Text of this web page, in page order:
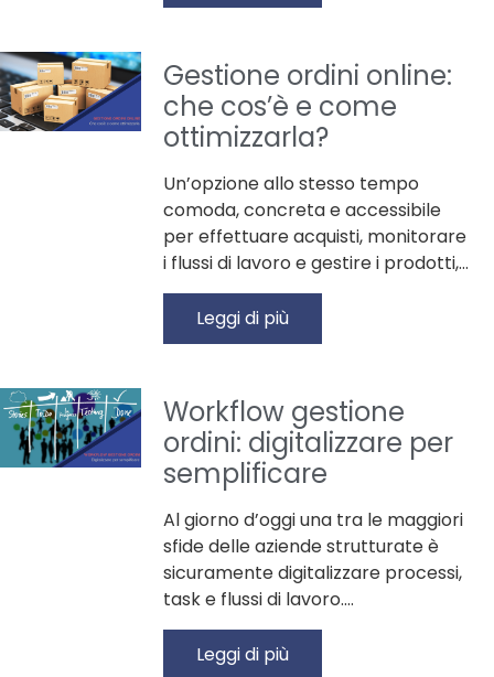
Gestione ordini online:
che cos’è e come
ottimizzarla?
Un’opzione allo stesso tempo
comoda, concreta e accessibile
per effettuare acquisti, monitorare
i flussi di lavoro e gestire i prodotti,…
Leggi di più
Workflow gestione
ordini: digitalizzare per
semplificare
Al giorno d’oggi una tra le maggiori
sfide delle aziende strutturate è
sicuramente digitalizzare processi,
task e flussi di lavoro.…
Leggi di più